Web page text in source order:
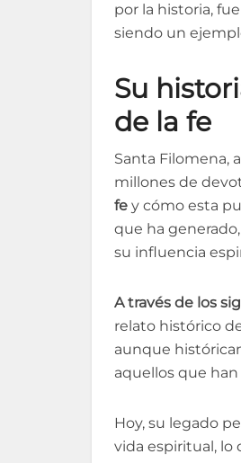
por la historia,
siendo un
Su
de la fe
Santa Filomena,
millones de
fe y cómo esta
que ha
su influencia
A través de los
relato histórico
aunque
aquellos que
Hoy, su legado
vida espiritual, lo